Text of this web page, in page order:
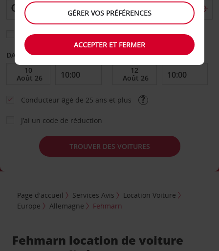
Sélectionnez une autre agence de retour
DATE DE DÉBUT DATE DE FIN
Conducteur âgé de 25 ans et plus
J’ai un code de réduction
TROUVER DES VOITURES
Page d'accueil Services Avis
Location Voiture
Europe
Allemagne Fehmarn
Fehmarn location de voiture
GÉRER VOS PRÉFÉRENCES
ACCEPTER ET FERMER